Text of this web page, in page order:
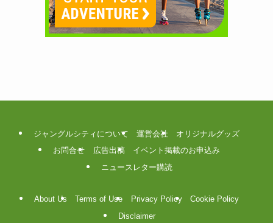
ジャングルシティについて 運営会社
オリジナルグッズ
お問合せ
広告出稿
イベント掲載のお申込み
ニュースレター購読
About Us Terms of Use Privacy Policy
Cookie Policy
Disclaimer